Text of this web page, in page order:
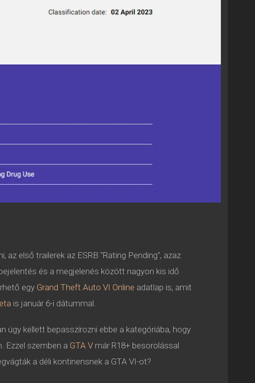
első trailerek az ESRB "Rating Pending", azaz
és a megjelenés között nagyon kis idő
egy Grand Theft Auto VI Online adatlap is, amit
is január 6-i dátummal.
úgy kellett bepasszírozni ebbe a kategóriába, hogy
Ezzel szemben a GTA V már R18+ besorolással
a déli kontinensnek a GTA VI-ot?